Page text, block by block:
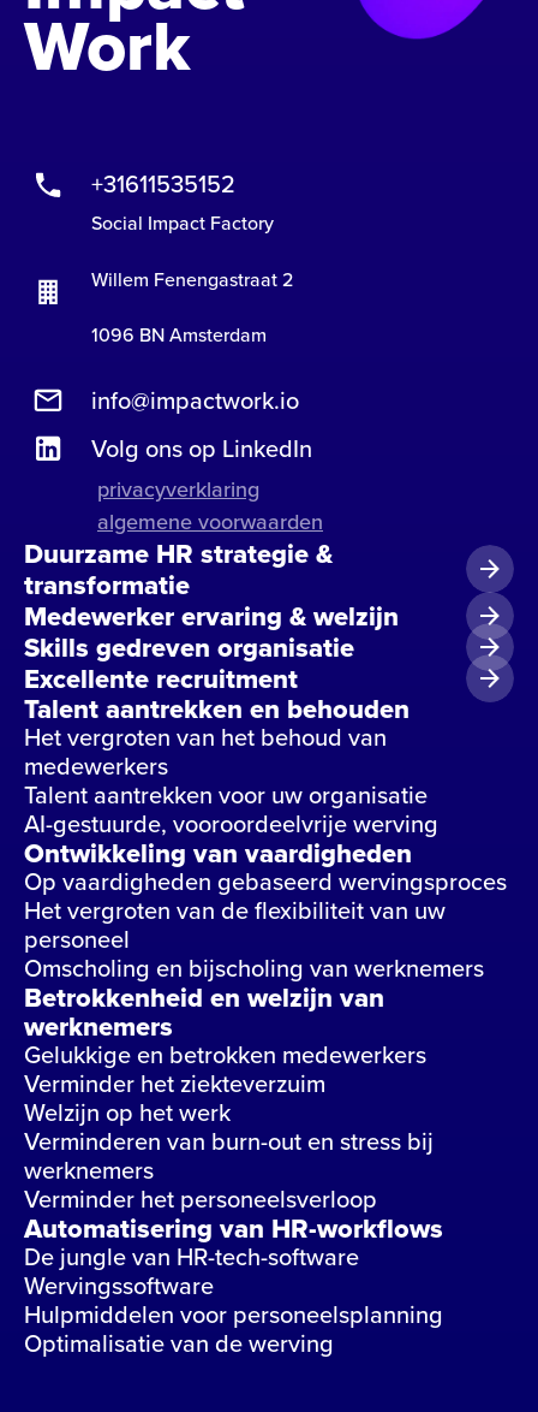
Work
+31611535152
Social Impact Factory
Willem Fenengastraat 2
1096 BN Amsterdam
info@impactwork.io
Volg ons op LinkedIn
privacyverklaring
algemene voorwaarden
Duurzame HR strategie &
transformatie
Medewerker ervaring & welzijn
Skills gedreven organisatie
Excellente recruitment
Talent aantrekken en behouden
Het vergroten van het behoud van
medewerkers
Talent aantrekken voor uw organisatie
AI-gestuurde, vooroordeelvrije werving
Ontwikkeling van vaardigheden
Op vaardigheden gebaseerd wervingsproces
Het vergroten van de flexibiliteit van uw
personeel
Omscholing en bijscholing van werknemers
Betrokkenheid en welzijn van
werknemers
Gelukkige en betrokken medewerkers
Verminder het ziekteverzuim
Welzijn op het werk
Verminderen van burn-out en stress bij
werknemers
Verminder het personeelsverloop
Automatisering van HR-workflows
De jungle van HR-tech-software
Wervingssoftware
Hulpmiddelen voor personeelsplanning
Optimalisatie van de werving